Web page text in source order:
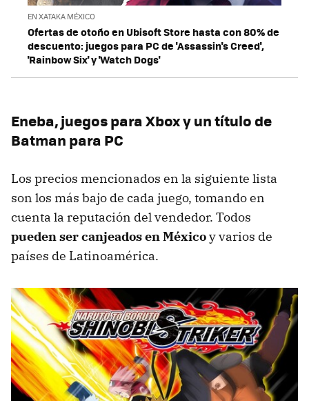
EN XATAKA MÉXICO
Ofertas de otoño en Ubisoft Store hasta con 80% de
descuento: juegos para PC de 'Assassin's Creed',
'Rainbow Six' y 'Watch Dogs'
Eneba, juegos para Xbox y un título de
Batman para PC
Los precios mencionados en la siguiente lista
son los más bajo de cada juego, tomando en
cuenta la reputación del vendedor. Todos
pueden ser canjeados en Méxicoy varios de
países de Latinoamérica.